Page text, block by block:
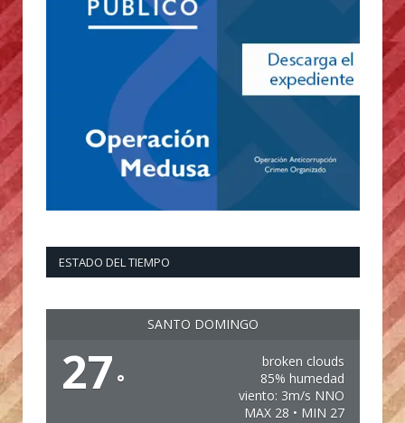
ESTADO DEL TIEMPO
SANTO DOMINGO
27 °
broken clouds
85% humedad
viento: 3m/s NNO
MAX 28 • MIN 27